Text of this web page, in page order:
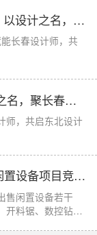
好莱客×金腾奖｜以设计之名，聚长春力量，...
长春设计师，共
好莱客×金腾奖｜以设计之名，聚长春力量，...
师，共启东北设计
2026年从化好莱客出售闲置设备项目竞价公...
售闲置设备若干
开料锯、数控钻孔